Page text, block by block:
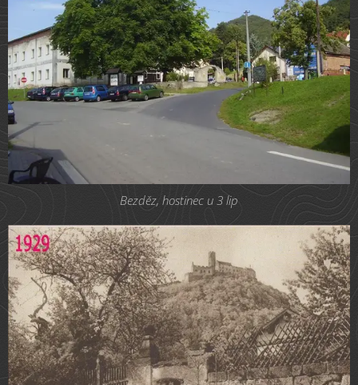
Bezděz, hostinec u 3 lip